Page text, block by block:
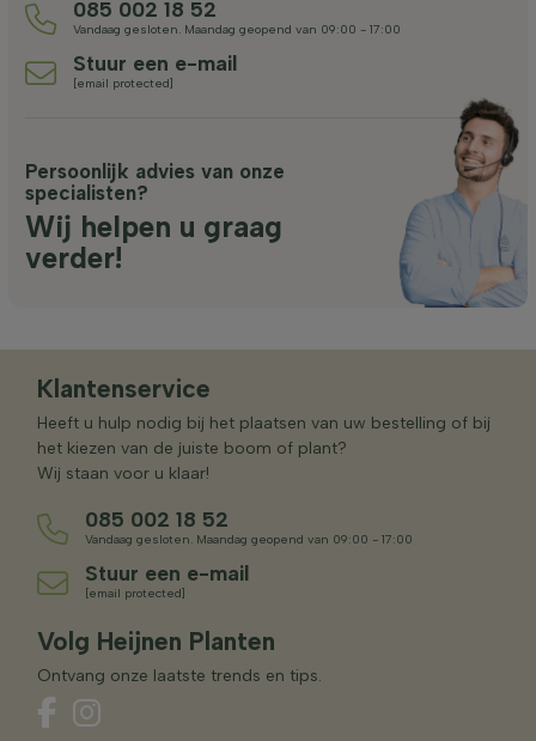
085 002 18 52
Vandaag gesloten. Maandag geopend van 09:00 - 17:00
Stuur een e-mail
[email protected]
Persoonlijk advies van onze
specialisten?
Wij helpen u graag
verder!
Klantenservice
Heeft u hulp nodig bij het plaatsen van uw bestelling of bij
het kiezen van de juiste boom of plant?
Wij staan voor u klaar!
085 002 18 52
Vandaag gesloten. Maandag geopend van 09:00 - 17:00
Stuur een e-mail
[email protected]
Volg Heijnen Planten
Ontvang onze laatste trends en tips.